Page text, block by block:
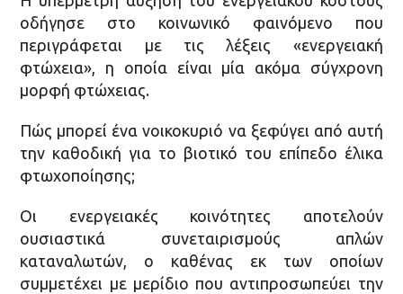
οδήγησε στο κοινωνικό φαινόμενο που
περιγράφεται με τις λέξεις «ενεργειακή
φτώχεια», η οποία είναι μία ακόμα σύγχρονη
μορφή φτώχειας.
Πώς μπορεί ένα νοικοκυριό να ξεφύγει από αυτή
την καθοδική για το βιοτικό του επίπεδο έλικα
φτωχοποίησης;
Οι ενεργειακές κοινότητες αποτελούν
ουσιαστικά συνεταιρισμούς απλών
καταναλωτών, ο καθένας εκ των οποίων
συμμετέχει με μερίδιο που αντιπροσωπεύει την